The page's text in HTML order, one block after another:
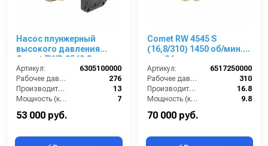
Насос плунжерный
высокого давления
Comet ZWD 3540 G
(13/276) 3400 об/мин.Ø
1”п.в.
Артикул:
6305100000
Рабочее давление (бар):
276
Производительность (л/мин):
13
Мощность (кВт):
7
Обороты двигателя (об/мин):
53 000 руб.
Comet RW 4545 S
(16,8/310) 1450 об/мин.
вал 24мм
Артикул:
6517250000
Рабочее давление (бар):
310
Производительность (л/мин):
16.8
Мощность (кВт):
9.8
Обороты двигателя (об/мин):
70 000 руб.